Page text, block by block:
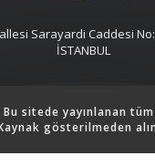
Sarayardi Caddesi No:
İSTANBUL
sitede yayınlanan
gösterilmeden